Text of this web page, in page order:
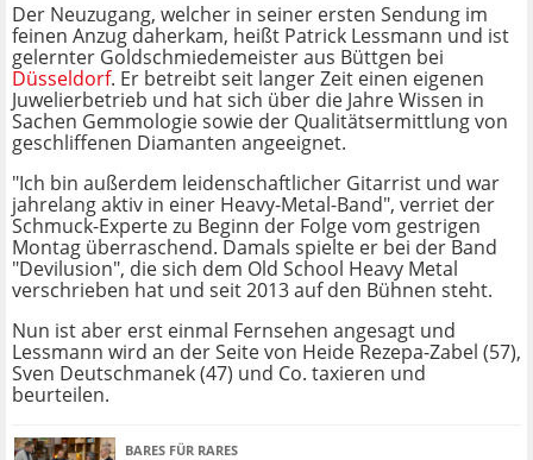
Der Neuzugang, welcher in seiner ersten Sendung im
feinen Anzug daherkam, heißt Patrick Lessmann und ist
gelernter Goldschmiedemeister aus Büttgen bei
Düsseldorf. Er betreibt seit langer Zeit einen eigenen
Juwelierbetrieb und hat sich über die Jahre Wissen in
Sachen Gemmologie sowie der Qualitätsermittlung von
geschliffenen Diamanten angeeignet.
"Ich bin außerdem leidenschaftlicher Gitarrist und war
jahrelang aktiv in einer Heavy-Metal-Band", verriet der
Schmuck-Experte zu Beginn der Folge vom gestrigen
Montag überraschend. Damals spielte er bei der Band
"Devilusion", die sich dem Old School Heavy Metal
verschrieben hat und seit 2013 auf den Bühnen steht.
Nun ist aber erst einmal Fernsehen angesagt und
Lessmann wird an der Seite von Heide Rezepa-Zabel (57),
Sven Deutschmanek (47) und Co. taxieren und
beurteilen.
BARES FÜR RARES